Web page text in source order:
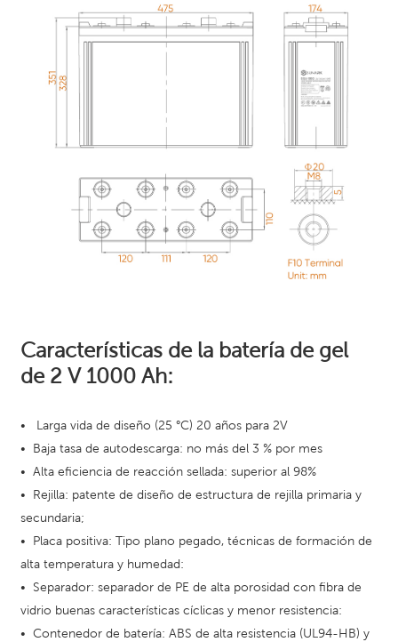
Características de la batería de gel
de 2 V 1000 Ah:
•
Larga vida de diseño (25 °C) 20 años para 2V
•
Baja tasa de autodescarga: no más del 3 % por mes
• Alta eficiencia de reacción sellada: superior al 98%
•
Rejilla: patente de diseño de estructura de rejilla primaria y
secundaria;
•
Placa positiva: Tipo plano pegado, técnicas de formación de
alta temperatura y humedad:
•
Separador: separador de PE de alta porosidad con fibra de
vidrio buenas características cíclicas y menor resistencia:
• Contenedor de batería: ABS de alta resistencia (UL94-HB) y